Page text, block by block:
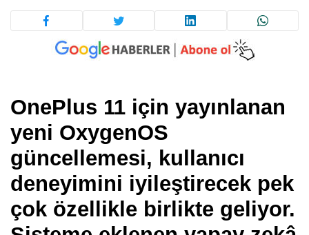
OnePlus 11 için yayınlanan
yeni OxygenOS
güncellemesi, kullanıcı
deneyimini iyileştirecek pek
çok özellikle birlikte geliyor.